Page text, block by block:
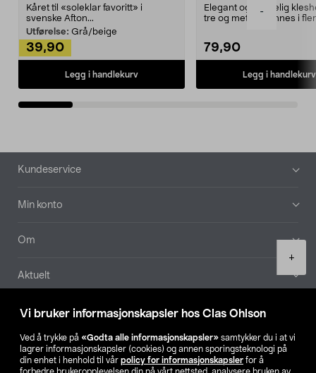
Vi bruker informasjonskapsler hos Clas Ohlson
Ved å trykke på «Godta alle informasjonskapsler» samtykker du i at vi
lagrer informasjonskapsler (cookies) og annen sporingsteknologi på
din enhet i henhold til vår policy for informasjonskapsler for å
-
+
Kåret til «soleklar favoritt» i
svenske Afton...
Utførelse: Grå/beige
39,90
Legg i handlekurv
Elegant og skikkelig
tre og metall – finnes i
79,90
Legg i handlekurv
Bunntekst
Kundeservice
Min konto
Om
Aktuelt
Våre selskaper
Finn din butikk